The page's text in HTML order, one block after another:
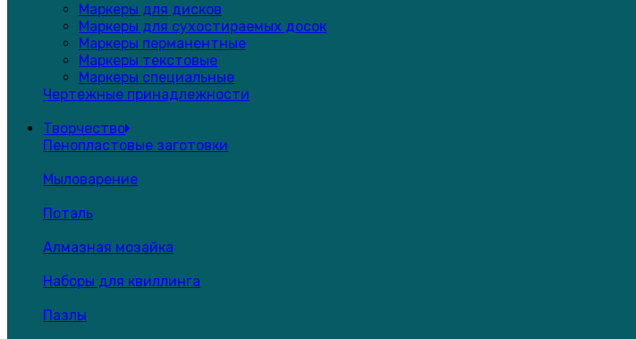
Маркеры для дисков
Маркеры для сухостираемых досок
Маркеры перманентные
Маркеры текстовые
Маркеры специальные
Чертежные принадлежности
Творчество
Пенопластовые заготовки
Мыловарение
Поталь
Алмазная мозайка
Наборы для квиллинга
Пазлы